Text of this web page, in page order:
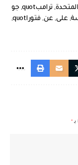
المتحدة, ترامبquot ,جو
, على, عن, فتوراquot
,
*